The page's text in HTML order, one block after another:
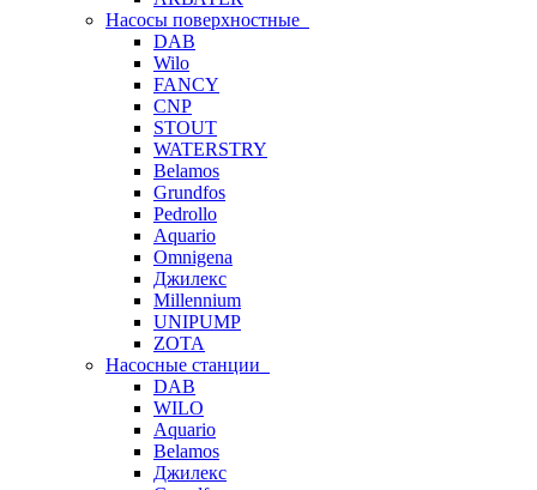
Насосы поверхностные
DAB
Wilo
FANCY
CNP
STOUT
WATERSTRY
Belamos
Grundfos
Pedrollo
Aquario
Omnigena
Джилекс
Millennium
UNIPUMP
ZOTA
Насосные станции
DAB
WILO
Aquario
Belamos
Джилекс